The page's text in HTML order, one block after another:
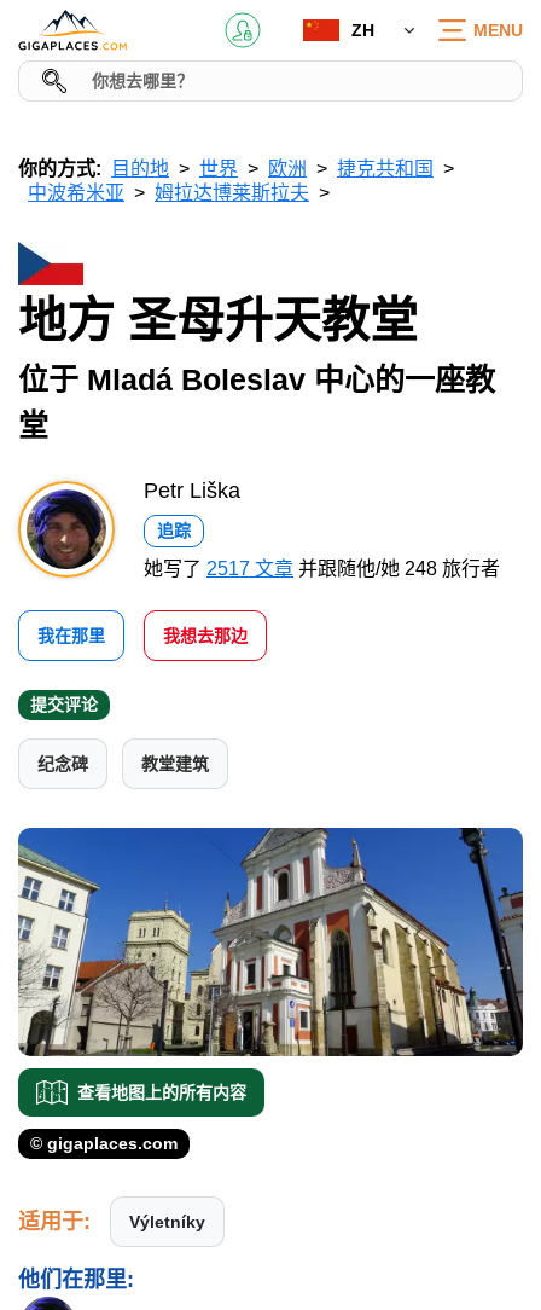
ZH MENU
你的方式: 目的地 世界 欧洲
捷克共和国
中波希米亚
姆拉达博莱斯拉夫
地方 圣母升天教堂
位于 Mladá Boleslav 中心的一座教
堂
Petr Liška
追踪
她写了 2517 文章 并跟随他/她 248 旅行者
我在那里 我想去那边
提交评论
纪念碑 教堂建筑
查看地图上的所有内容
© gigaplaces.com
适用于: Výletníky
他们在那里: